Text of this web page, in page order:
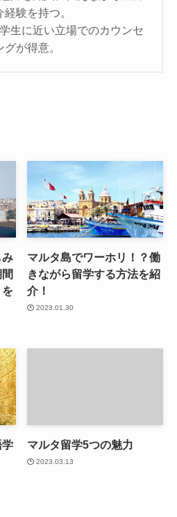
経験を持つ。
生に近い立場でのカウンセ
グが得意。
み
マルタ島でワーホリ！？働
きながら留学する方法を紹
介！
2023.01.30
学
マルタ留学5つの魅力
2023.03.13